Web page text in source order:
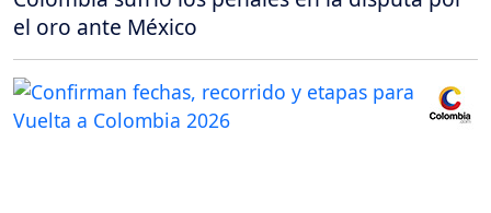
el oro ante México